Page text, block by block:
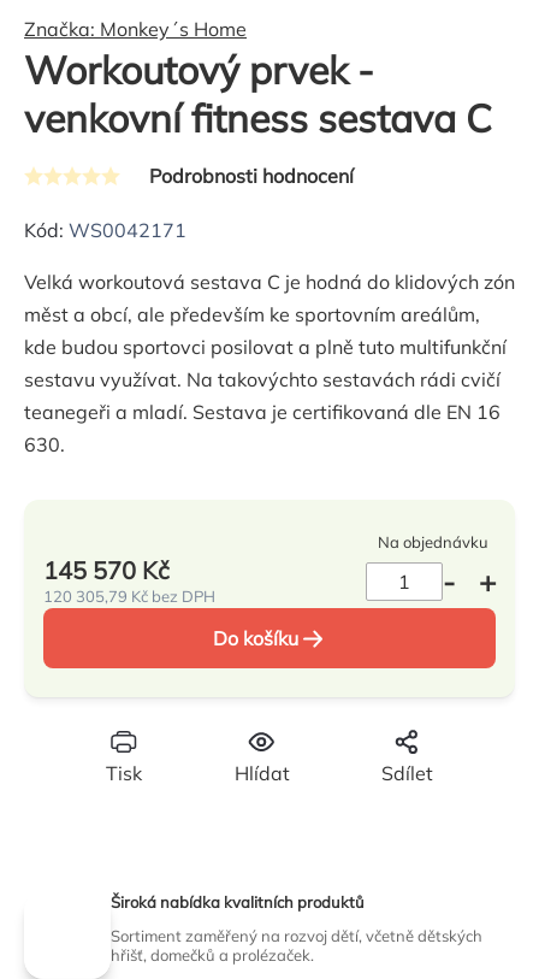
Workoutový prvek -
venkovní fitness sestava C
Průměrné
hodnocení
je
0,0
z
5
hvězdiček.
Podrobnosti hodnocení
Značka: Monkey´s Home
Kód: WS0042171
Velká workoutová sestava C je hodná do klidových zón
měst a obcí, ale především ke sportovním areálům,
kde budou sportovci posilovat a plně tuto multifunkční
sestavu využívat. Na takovýchto sestavách rádi cvičí
teanegeři a mladí. Sestava je certifikovaná dle EN 16
630.
Tisk Hlídat Sdílet
Na objednávku
145 570 Kč
120 305,79 Kč bez DPH
Měrná
cena:
Do košíku
Široká nabídka kvalitních produktů
Sortiment zaměřený na rozvoj dětí, včetně dětských
hřišť, domečků a prolézaček.